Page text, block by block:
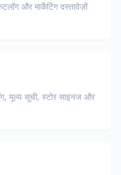
और मार्केटिंग दस्तावेज़ों
मूल्य सूची, स्टोर साइनज और